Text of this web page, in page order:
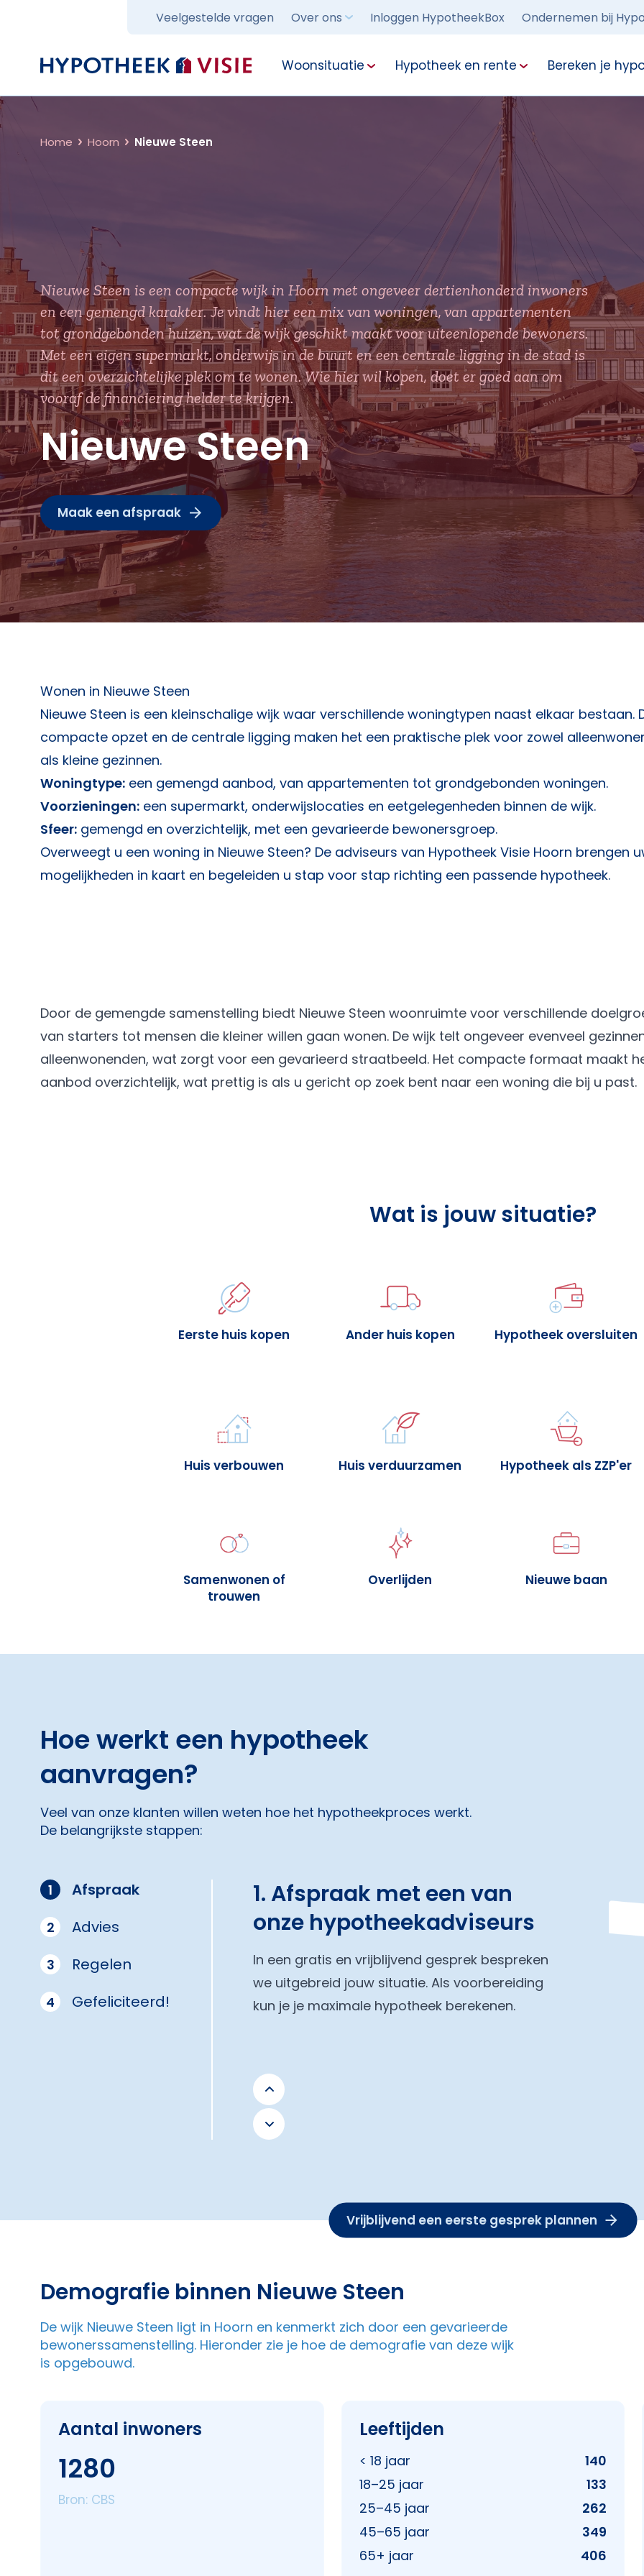
Veelgestelde vragen Over ons Inloggen HypotheekBox Ondernemen bij
Terug naar home Woonsituatie Hypotheek en rente Bereken je
Home Hoorn Nieuwe Steen
Nieuwe Steen is een compacte wijk in Hoorn met ongeveer dertienhonderd inwoners
en een gemengd karakter. Je vindt hier een mix van woningen, van appartementen
tot grondgebonden huizen, wat de wijk geschikt maakt voor uiteenlopende bewoners.
Met een eigen supermarkt, onderwijs in de buurt en een centrale ligging in de stad is
dit een overzichtelijke plek om te wonen. Wie hier wil kopen, doet er goed aan om
vooraf de financiering helder te krijgen.
Nieuwe Steen
Maak een afspraak
Wonen in Nieuwe Steen
Nieuwe Steen is een kleinschalige wijk waar verschillende woningtypen naast elkaar bestaan.
compacte opzet en de centrale ligging maken het een praktische plek voor zowel
als kleine gezinnen.
Woningtype: een gemengd aanbod, van appartementen tot grondgebonden woningen.
Voorzieningen: een supermarkt, onderwijslocaties en eetgelegenheden binnen de wijk.
Sfeer: gemengd en overzichtelijk, met een gevarieerde bewonersgroep.
Overweegt u een woning in Nieuwe Steen? De adviseurs van Hypotheek Visie Hoorn brengen
mogelijkheden in kaart en begeleiden u stap voor stap richting een passende hypotheek.
Door de gemengde samenstelling biedt Nieuwe Steen woonruimte voor verschillende
van starters tot mensen die kleiner willen gaan wonen. De wijk telt ongeveer evenveel
alleenwonenden, wat zorgt voor een gevarieerd straatbeeld. Het compacte formaat maakt
aanbod overzichtelijk, wat prettig is als u gericht op zoek bent naar een woning die bij u past.
Wat is jouw situatie?
Eerste huis kopen Ander huis kopen Hypotheek oversluiten
Huis verbouwen Huis verduurzamen Hypotheek als ZZP'er
Samenwonen of
trouwen
Overlijden Nieuwe baan
Hoe werkt een hypotheek
aanvragen?
Veel van onze klanten willen weten hoe het hypotheekproces werkt.
De belangrijkste stappen:
1 Afspraak
2 Advies
3 Regelen
4 Gefeliciteerd!
1. Afspraak met een van
onze hypotheekadviseurs
In een gratis en vrijblijvend gesprek bespreken
we uitgebreid jouw situatie. Als voorbereiding
kun je je maximale hypotheek berekenen.
Vrijblijvend een eerste gesprek plannen
Demografie binnen Nieuwe Steen
De wijk Nieuwe Steen ligt in Hoorn en kenmerkt zich door een gevarieerde
bewonerssamenstelling. Hieronder zie je hoe de demografie van deze wijk
is opgebouwd.
Aantal inwoners
1280
Bron: CBS
Leeftijden
< 18 jaar
140
18–25 jaar
133
25–45 jaar
262
45–65 jaar
349
65+ jaar
406